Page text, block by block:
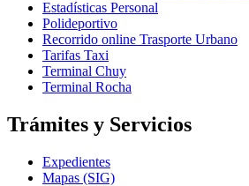
Estadísticas Personal
Polideportivo
Recorrido online Trasporte Urbano
Tarifas Taxi
Terminal Chuy
Terminal Rocha
Trámites y Servicios
Expedientes
Mapas (SIG)